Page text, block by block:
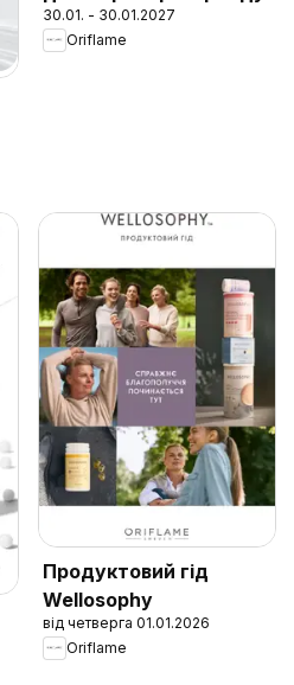
30.01. - 30.01.2027
Oriflame
Продуктовий гід
Wellosophy
від четверга 01.01.2026
Oriflame